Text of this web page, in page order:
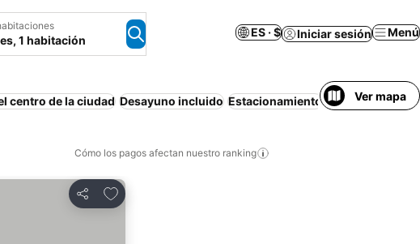
1 habitación
ES · $ Iniciar sesión Menú
centro de la ciudad Desayuno incluido Estacionamiento Casa oVer mapa
Cómo los pagos afectan nuestro ranking
Compartir
Agregar a favoritos